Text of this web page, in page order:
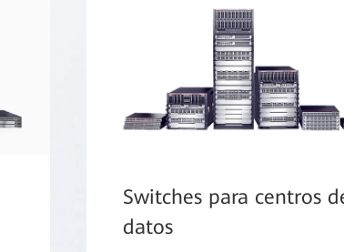
Switches para centros
datos